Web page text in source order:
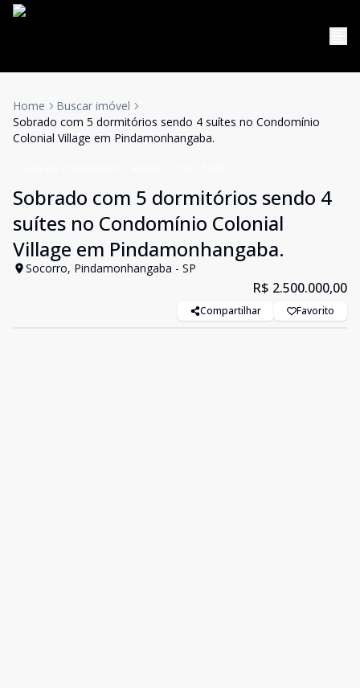
Home
Buscar imóvel
Sobrado com 5 dormitórios sendo 4 suítes no Condomínio
Colonial Village em Pindamonhangaba.
Sobrado com 5 dormitórios sendo 4
suítes no Condomínio Colonial
Village em Pindamonhangaba.
Socorro, Pindamonhangaba - SP
R$ 2.500.000,00
Compartilhar Favorito